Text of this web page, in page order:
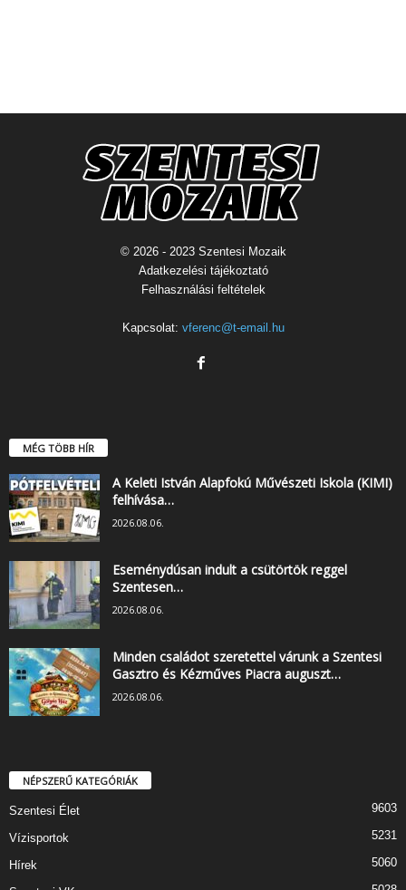
© 2026 - 2023 Szentesi Mozaik
Adatkezelési tájékoztató
Felhasználási feltételek
Kapcsolat: vferenc@t-email.hu
MÉG TÖBB HÍR
A Keleti István Alapfokú Művészeti Iskola (KIMI)
felhívása…
2026.08.06.
Eseménydúsan indult a csütörtök reggel
Szentesen…
2026.08.06.
Minden családot szeretettel várunk a Szentesi
Gasztro és Kézműves Piacra auguszt…
2026.08.06.
NÉPSZERŰ KATEGÓRIÁK
Szentesi Élet 9603
Vízisportok 5231
Hírek 5060